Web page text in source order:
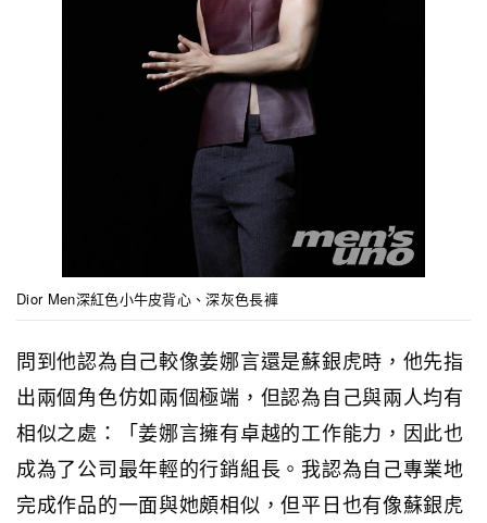
Dior Men深紅色小牛皮背心、深灰色長褲
問到他認為自己較像姜娜言還是蘇銀虎時，他先指
出兩個角色仿如兩個極端，但認為自己與兩人均有
相似之處：「姜娜言擁有卓越的工作能力，因此也
成為了公司最年輕的行銷組長。我認為自己專業地
完成作品的一面與她頗相似，但平日也有像蘇銀虎